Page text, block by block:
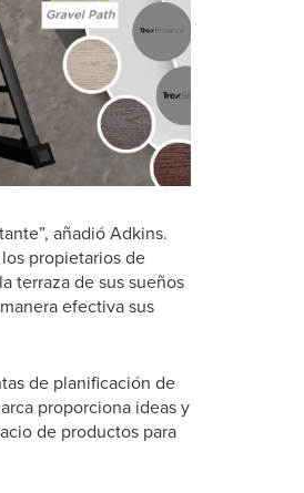
añadió Adkins.
propietarios de
terraza de sus sueños
efectiva sus
de planificación de
proporciona ideas y
de productos para